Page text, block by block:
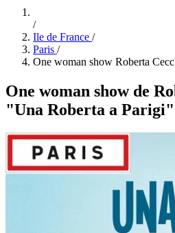
/
Ile de France /
Paris /
One woman show Roberta
One woman show de
"Una Roberta a Parigi"